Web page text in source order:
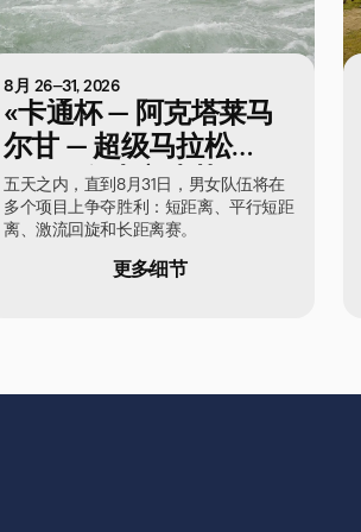
«卡通杯 — 阿克塔莱马
尔甘 — 超级马拉松
2026»白水竞速节
8月 26–31, 2026
五天之内，直到8月31日，男女队伍将在
多个项目上争夺胜利：短距离、平行短距
离、激流回旋和长距离赛。
更多细节